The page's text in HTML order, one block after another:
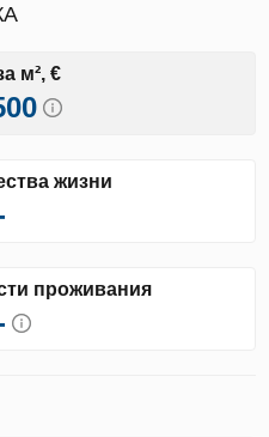
м², €
жизни
проживания